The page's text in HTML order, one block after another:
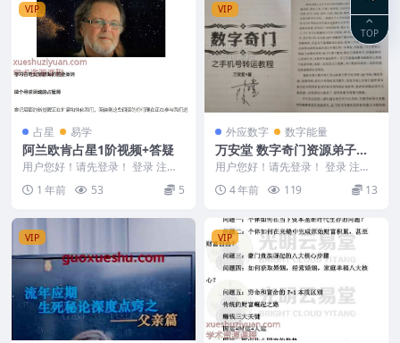
VIP
占星 易学
阿兰欧肯占星1阶视频+答疑
用户您好！请先登录！ 登录 注册
阿兰欧肯 2503155 AO大师占星课
1-1...1 年前 53 5
VIP
外应数字 数字能量
万安堂 数字奇门资源弟子班
录音6集 万安堂合集
用户您好！请先登录！ 登录 注册
万安堂合集 万安堂 数字奇门资料
+弟子班录音6...
4 年前 119 13
VIP VIP
TOP